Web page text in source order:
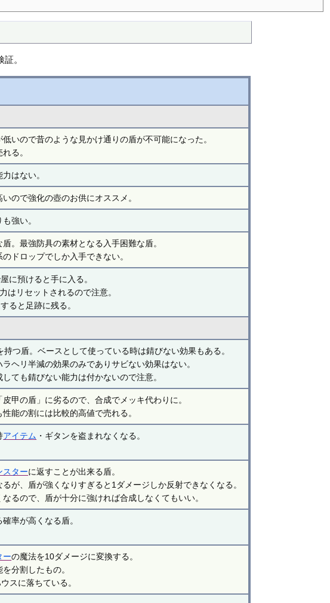
。
いので昔のような見かけ通りの盾が不可能になった。
る。
はない。
ので強化の壺のお供にオススメ。
強い。
。最強防具の素材となる入手困難な盾。
ドロップでしか入手できない。
に預けると手に入る。
はリセットされるので注意。
ると足跡に残る。
つ盾。ベースとして使っている時は錆びない効果もある。
ヘリ半減の効果のみでありサビない効果はない。
ても錆びない能力は付かないので注意。
甲の盾」に劣るので、合成でメッキ代わりに。
性能の割には比較的高値で売れる。
アイテム ・ギタンを盗まれなくなる。
スターに返すことが出来る盾。
が、盾が強くなりすぎると1ダメージしか反射できなくなる。
るので、盾が十分に強ければ合成しなくてもいい。
率が高くなる盾。
ーの魔法を10ダメージに変換する。
分割したもの。
スに落ちている。